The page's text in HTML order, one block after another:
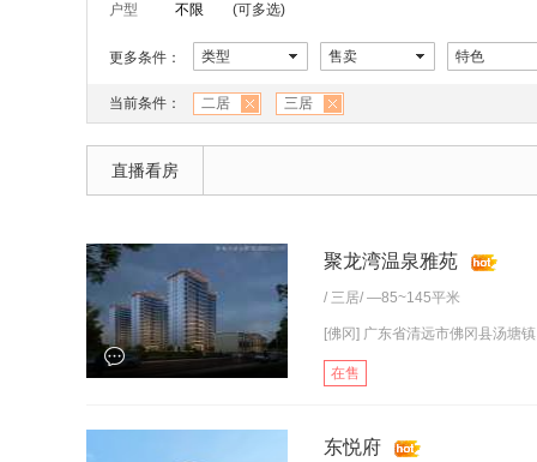
户型 不限 (可多选)
更多条件： 类型 售卖 特色
当前条件： 二居 三居
直播看房
聚龙湾温泉雅苑
/ 三居/ —85~145平米
[佛冈] 广东省清远市佛冈县汤塘镇
在售
东悦府